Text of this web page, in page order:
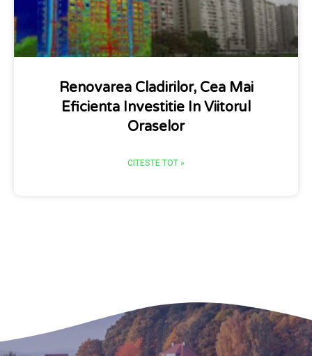
Renovarea Cladirilor, Cea Mai
Eficienta Investitie In Viitorul
Oraselor
CITESTE TOT »